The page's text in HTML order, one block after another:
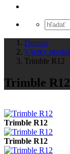
Domov
Všetky
Trimble R12
Trimble R12
Trimble R12
Trimble R12